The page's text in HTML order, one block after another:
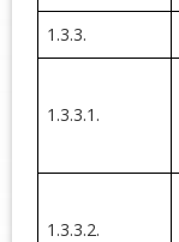
1.3.3.
1.3.3.1.
1.3.3.2.